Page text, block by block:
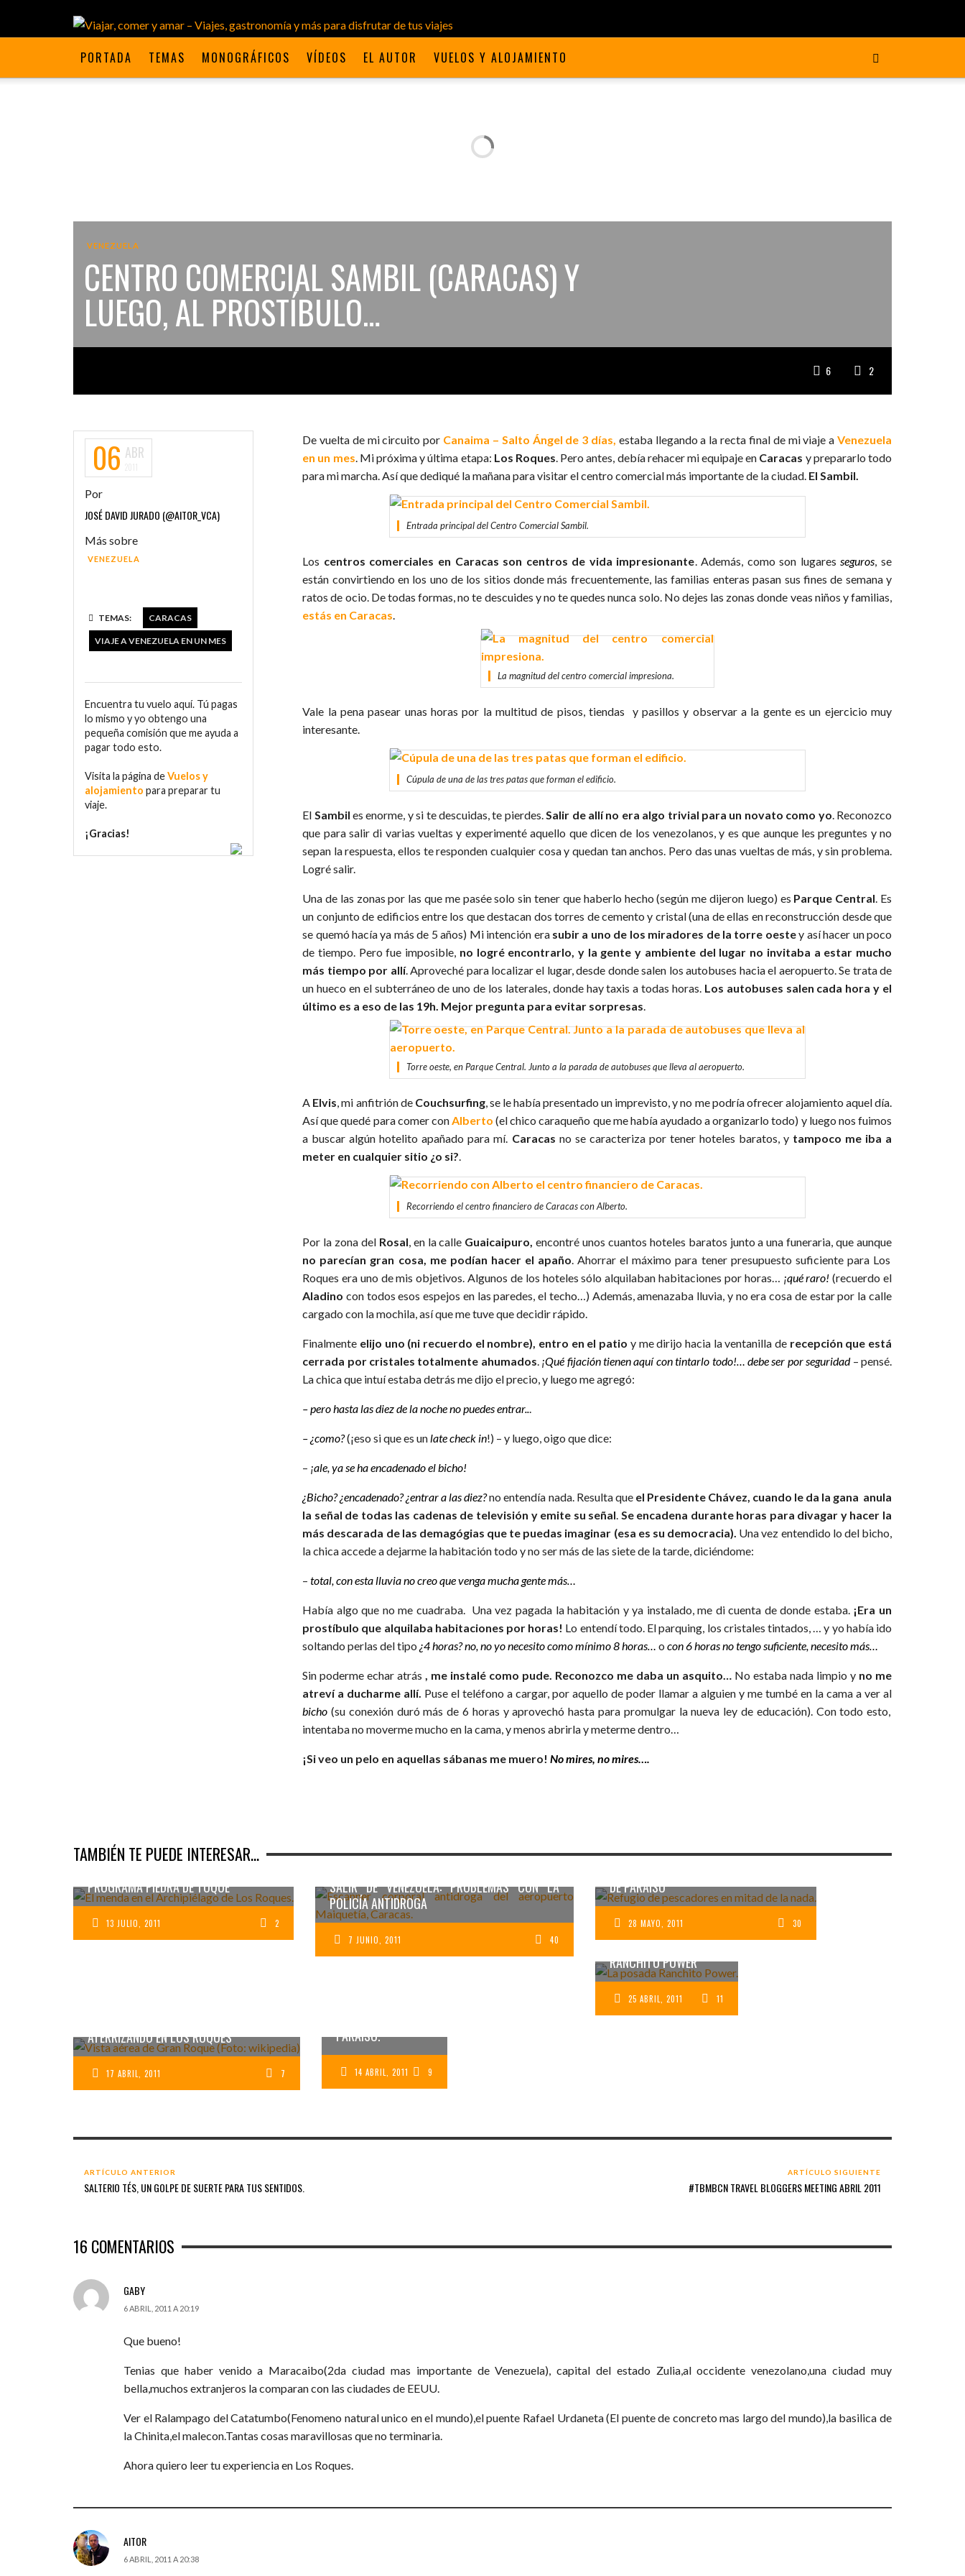
PORTADA TEMAS MONOGRÁFICOS VÍDEOS EL AUTOR VUELOS Y ALOJAMIENTO
VENEZUELA
CENTRO COMERCIAL SAMBIL (CARACAS) Y
LUEGO, AL PROSTÍBULO…
6 2
De vuelta de mi circuito por Canaima – Salto Ángel de 3 días, estaba llegando a la recta final de mi viaje aVenezuela
en un mes. Mi próxima y última etapa: Los Roques. Pero antes, debía rehacer mi equipaje en Caracas y prepararlo todo
para mi marcha. Así que dediqué la mañana para visitar el centro comercial más importante de la ciudad. El Sambil.
Entrada principal del Centro Comercial Sambil.
Los centros comerciales en Caracas son centros de vida impresionante. Además, como son lugaresseguros, se
están convirtiendo en los uno de los sitios donde más frecuentemente, las familias enteras pasan sus fines de semana y
ratos de ocio. De todas formas, no te descuides y no te quedes nunca solo. No dejes las zonas donde veas niños y familias,
estás en Caracas.
La magnitud del centro comercial impresiona.
Vale la pena pasear unas horas por la multitud de pisos, tiendas y pasillos y observar a la gente es un ejercicio muy
interesante.
Cúpula de una de las tres patas que forman el edificio.
El Sambil es enorme, y si te descuidas, te pierdes.Salir de allí no era algo trivial para un novato como yo. Reconozco
que para salir di varias vueltas y experimenté aquello que dicen de los venezolanos, y es que aunque les preguntes y no
sepan la respuesta, ellos te responden cualquier cosa y quedan tan anchos. Pero das unas vueltas de más, y sin problema.
Logré salir.
Una de las zonas por las que me pasée solo sin tener que haberlo hecho (según me dijeron luego) es Parque Central. Es
un conjunto de edificios entre los que destacan dos torres de cemento y cristal (una de ellas en reconstrucción desde que
se quemó hacía ya más de 5 años) Mi intención era subir a uno de los miradores de la torre oestey así hacer un poco
de tiempo. Pero fue imposible, no logré encontrarlo, y la gente y ambiente del lugar no invitaba a estar mucho
más tiempo por allí. Aproveché para localizar el lugar, desde donde salen los autobuses hacia el aeropuerto. Se trata de
un hueco en el subterráneo de uno de los laterales, donde hay taxis a todas horas. Los autobuses salen cada hora y el
último es a eso de las 19h. Mejor pregunta para evitar sorpresas.
Torre oeste, en Parque Central. Junto a la parada de autobuses que lleva al aeropuerto.
A Elvis, mi anfitrión de Couchsurfing, se le había presentado un imprevisto, y no me podría ofrecer alojamiento aquel día.
Así que quedé para comer conAlberto (el chico caraqueño que me había ayudado a organizarlo todo) y luego nos fuimos
a buscar algún hotelito apañado para mí. Caracas no se caracteriza por tener hoteles baratos, y tampoco me iba a
meter en cualquier sitio ¿o si?.
Recorriendo el centro financiero de Caracas con Alberto.
Por la zona del Rosal, en la calle Guaicaipuro, encontré unos cuantos hoteles baratos junto a una funeraria, que aunque
no parecían gran cosa, me podían hacer el apaño. Ahorrar el máximo para tener presupuesto suficiente para Los
Roques era uno de mis objetivos. Algunos de los hoteles sólo alquilaban habitaciones por horas… ¡qué raro!(recuerdo el
Aladino con todos esos espejos en las paredes, el techo…) Además, amenazaba lluvia, y no era cosa de estar por la calle
cargado con la mochila, así que me tuve que decidir rápido.
Finalmente elijo uno (ni recuerdo el nombre), entro en el patio y me dirijo hacia la ventanilla de recepción que está
cerrada por cristales totalmente ahumados. ¡Qué fijación tienen aquí con tintarlo todo!… debe ser por seguridad– pensé.
La chica que intuí estaba detrás me dijo el precio, y luego me agregó:
– pero hasta las diez de la noche no puedes entrar...
– ¿como?(¡eso si que es unlate check in!) – y luego, oigo que dice:
– ¡ale, ya se ha encadenado el bicho!
¿Bicho? ¿encadenado? ¿entrar a las diez?no entendía nada. Resulta que el Presidente Chávez, cuando le da la gana anula
la señal de todas las cadenas de televisión y emite su señal. Se encadena durante horas para divagar y hacer la
más descarada de las demagógias que te puedas imaginar (esa es su democracia). Una vez entendido lo del bicho,
la chica accede a dejarme la habitación todo y no ser más de las siete de la tarde, diciéndome:
–total, con esta lluvia no creo que venga mucha gente más…
Había algo que no me cuadraba. Una vez pagada la habitación y ya instalado, me di cuenta de donde estaba. ¡Era un
prostíbulo que alquilaba habitaciones por horas! Lo entendí todo. El parquing, los cristales tintados, … y yo había ido
soltando perlas del tipo¿4 horas? no, no yo necesito como mínimo 8 horas…o con 6 horas no tengo suficiente, necesito más…
Sin poderme echar atrás, me instalé como pude. Reconozco me daba un asquito… No estaba nada limpio y no me
atreví a ducharme allí. Puse el teléfono a cargar, por aquello de poder llamar a alguien y me tumbé en la cama a ver al
bicho (su conexión duró más de 6 horas y aprovechó hasta para promulgar la nueva ley de educación). Con todo esto,
intentaba no moverme mucho en la cama, y menos abrirla y meterme dentro…
¡Si veo un pelo en aquellas sábanas me muero!No mires, no mires….
06 ABR
Por
JOSÉ DAVID JURADO (@AITOR_VCA)
Más sobre
VENEZUELA
TEMAS: CARACAS
VIAJE A VENEZUELA EN UN MES
Encuentra tu vuelo aquí. Tú pagas
lo mismo y yo obtengo una
pequeña comisión que me ayuda a
pagar todo esto.
Visita la página deVuelos y
alojamiento para preparar tu
viaje.
¡Gracias!
TAMBIÉN TE PUEDE INTERESAR...
PROGRAMA PIEDRA DE TOQUE
13 JULIO, 2011 2
SALIR DE VENEZUELA: PROBLEMAS CON LA
POLICÍA ANTIDROGA
7 JUNIO, 2011 40
DE PARAÍSO
28 MAYO, 2011 30
ALOJAMIENTO EN LOS
ROQUES: POSADA
RANCHITO POWER
25 ABRIL, 2011 11
ATERRIZANDO EN LOS ROQUES
17 ABRIL, 2011 7
PARAÍSO.
14 ABRIL, 2011 9
ARTÍCULO ANTERIOR
SALTERIO TÉS, UN GOLPE DE SUERTE PARA TUS SENTIDOS.
ARTÍCULO SIGUIENTE
#TBMBCN TRAVEL BLOGGERS MEETING ABRIL 2011
16 COMENTARIOS
GABY
6 ABRIL, 2011 A 20:19
Que bueno!
Tenias que haber venido a Maracaibo(2da ciudad mas importante de Venezuela), capital del estado Zulia,al occidente venezolano,una ciudad muy
bella,muchos extranjeros la comparan con las ciudades de EEUU.
Ver el Ralampago del Catatumbo(Fenomeno natural unico en el mundo),el puente Rafael Urdaneta (El puente de concreto mas largo del mundo),la basilica de
la Chinita,el malecon.Tantas cosas maravillosas que no terminaria.
Ahora quiero leer tu experiencia en Los Roques.
AITOR
6 ABRIL, 2011 A 20:38